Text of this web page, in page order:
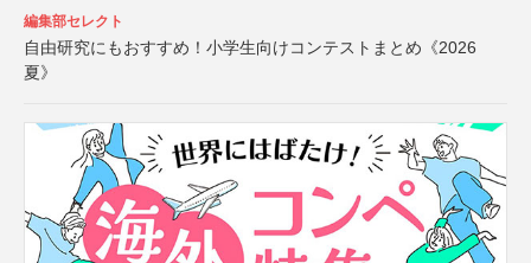
編集部セレクト
自由研究にもおすすめ！小学生向けコンテストまとめ《2026
夏》